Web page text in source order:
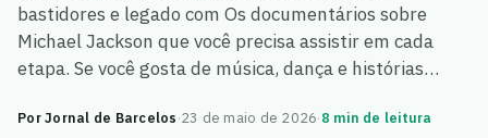
bastidores e legado com Os documentários sobre
Michael Jackson que você precisa assistir em cada
etapa. Se você gosta de música, dança e histórias…
Por Jornal de Barcelos·23 de maio de 2026·8 min de leitura